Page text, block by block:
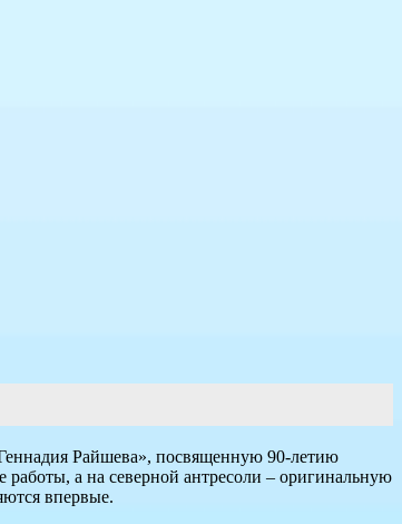
Райшева», посвященную 90-летию
а на северной антресоли – оригинальную
впервые.